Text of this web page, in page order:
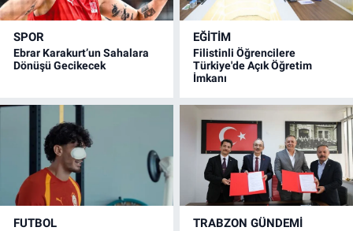
SPOR
Ebrar Karakurt’un Sahalara
Dönüşü Gecikecek
EĞİTİM
Filistinli Öğrencilere
Türkiye'de Açık Öğretim
İmkanı
FUTBOL TRABZON GÜNDEMİ